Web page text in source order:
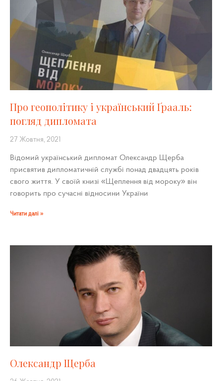
Про геополітику і український Ґрааль:
погляд дипломата
27 Жовтня, 2021
Відомий український дипломат Олександр Щерба
присвятив дипломатичній службі понад двадцять років
свого життя. У своїй книзі «Щеплення від мороку» він
говорить про сучасні відносини України
Читати далі »
Олександр Щерба